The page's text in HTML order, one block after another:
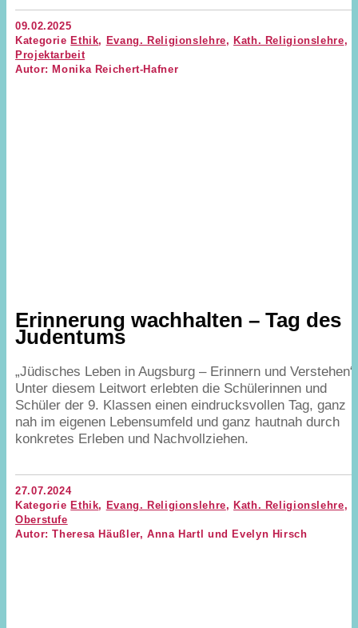
09.02.2025
Kategorie Ethik, Evang. Religionslehre, Kath. Religionslehre,
Projektarbeit
Autor: Monika Reichert-Hafner
Erinnerung wachhalten – Tag des
Judentums
„Jüdisches Leben in Augsburg – Erinnern und
Unter diesem Leitwort erlebten die Schülerinnen und
Schüler der9. Klassen einen eindrucksvollen Tag, ganz
nah im eigenen Lebensumfeld und ganz hautnah durch
konkretes Erleben und Nachvollziehen.
27.07.2024
Kategorie Ethik, Evang. Religionslehre, Kath. Religionslehre,
Oberstufe
Autor: Theresa Häußler, Anna Hartl und Evelyn Hirsch